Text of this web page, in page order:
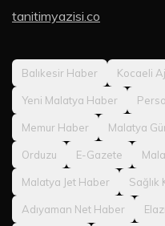
tanitimyazisi.co
Balıkesir Haber Kocaeli
Yeni Malatya Haber
Memur Haber Malatya
Orduzu E-Gazete
Malatya Jet Haber Sağlık
Adıyaman Net Haber